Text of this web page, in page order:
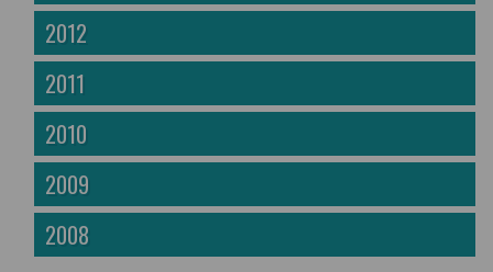
2012
2011
2010
2009
2008